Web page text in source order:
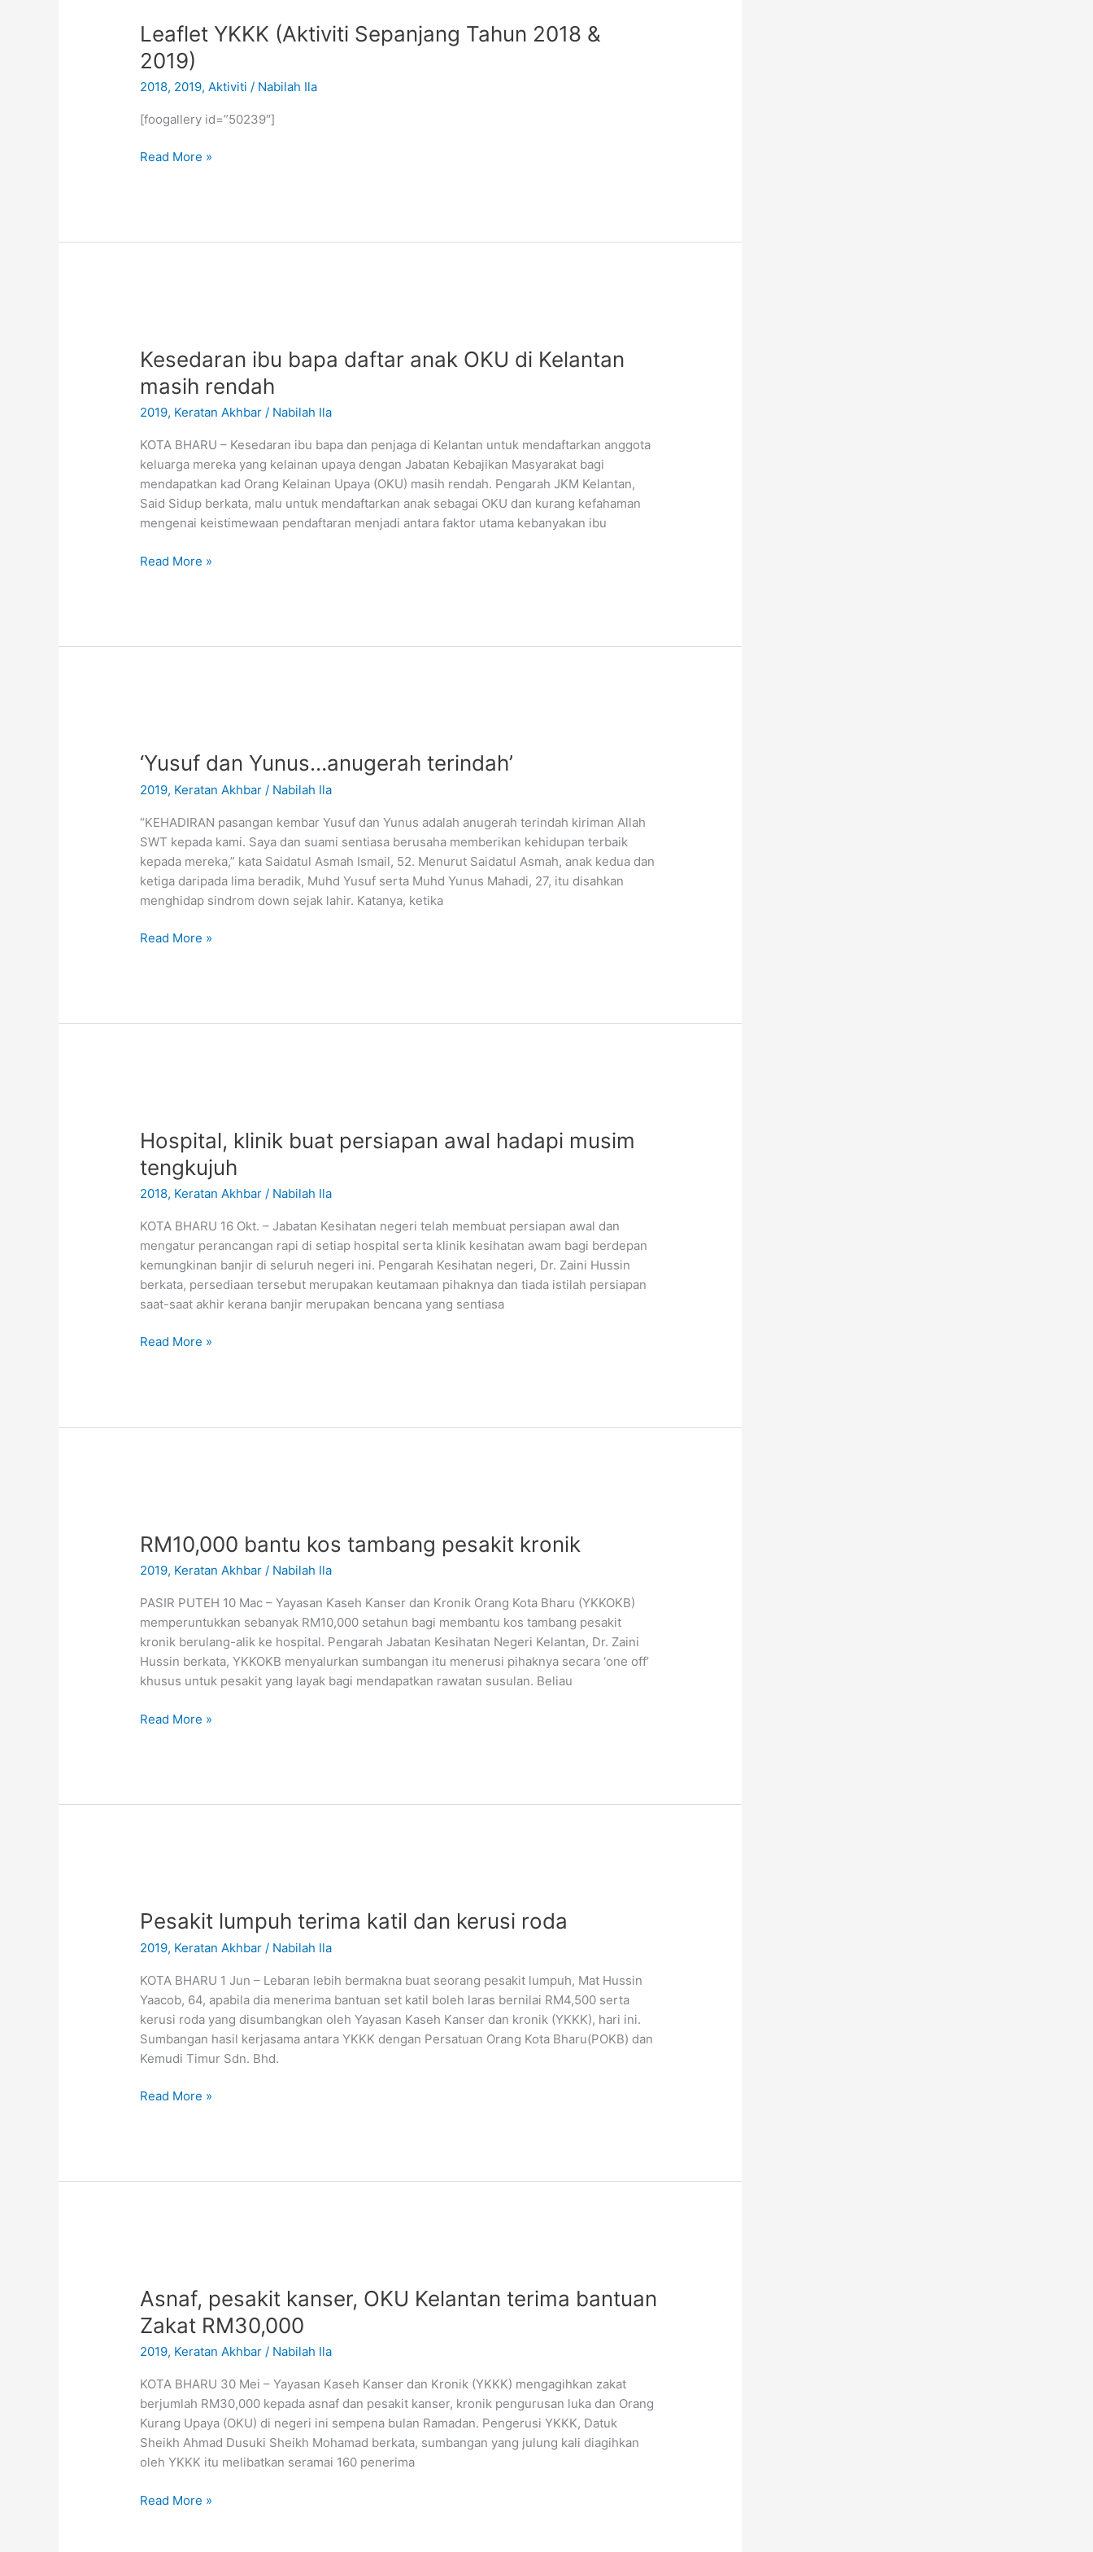
Leaflet YKKK (Aktiviti Sepanjang Tahun 2018 &
2019)
2018, 2019, Aktiviti / Nabilah Ila
[foogallery id=”50239″]
(Aktiviti
Sepanjang
Tahun
2018
2019)
Read More »
Kesedaran ibu bapa daftar anak OKU di Kelantan
masih rendah
2019, Keratan Akhbar / Nabilah Ila
KOTA BHARU – Kesedaran ibu bapa dan penjaga di Kelantan untuk mendaftarkan anggota
keluarga mereka yang kelainan upaya dengan Jabatan Kebajikan Masyarakat bagi
mendapatkan kad Orang Kelainan Upaya (OKU) masih rendah. Pengarah JKM Kelantan,
Said Sidup berkata, malu untuk mendaftarkan anak sebagai OKU dan kurang kefahaman
mengenai keistimewaan pendaftaran menjadi antara faktor utama kebanyakan ibu
bapa
anak
OKU
Kelantan
masih
rendah
Read More »
‘Yusuf dan Yunus…anugerah terindah’
2019, Keratan Akhbar / Nabilah Ila
“KEHADIRAN pasangan kembar Yusuf dan Yunus adalah anugerah terindah kiriman Allah
SWT kepada kami. Saya dan suami sentiasa berusaha memberikan kehidupan terbaik
kepada mereka,” kata Saidatul Asmah Ismail, 52. Menurut Saidatul Asmah, anak kedua dan
ketiga daripada lima beradik, Muhd Yusuf serta Muhd Yunus Mahadi, 27, itu disahkan
menghidap sindrom down sejak lahir. Katanya, ketika
Yunus…
terindah’
Read More »
Hospital, klinik buat persiapan awal hadapi musim
tengkujuh
2018, Keratan Akhbar / Nabilah Ila
KOTA BHARU 16 Okt. – Jabatan Kesihatan negeri telah membuat persiapan awal dan
mengatur perancangan rapi di setiap hospital serta klinik kesihatan awam bagi berdepan
kemungkinan banjir di seluruh negeri ini. Pengarah Kesihatan negeri, Dr. Zaini Hussin
berkata, persediaan tersebut merupakan keutamaan pihaknya dan tiada istilah persiapan
saat-saat akhir kerana banjir merupakan bencana yang sentiasa
buat
persiapan
awal
hadapi
tengkujuh
Read More »
RM10,000 bantu kos tambang pesakit kronik
2019, Keratan Akhbar / Nabilah Ila
PASIR PUTEH 10 Mac – Yayasan Kaseh Kanser dan Kronik Orang Kota Bharu (YKKOKB)
memperuntukkan sebanyak RM10,000 setahun bagi membantu kos tambang pesakit
kronik berulang-alik ke hospital. Pengarah Jabatan Kesihatan Negeri Kelantan, Dr. Zaini
Hussin berkata, YKKOKB menyalurkan sumbangan itu menerusi pihaknya secara ‘one off’
khusus untuk pesakit yang layak bagi mendapatkan rawatan susulan. Beliau
kos
pesakit
kronik
Read More »
Pesakit lumpuh terima katil dan kerusi roda
2019, Keratan Akhbar / Nabilah Ila
KOTA BHARU 1 Jun – Lebaran lebih bermakna buat seorang pesakit lumpuh, Mat Hussin
Yaacob, 64, apabila dia menerima bantuan set katil boleh laras bernilai RM4,500 serta
kerusi roda yang disumbangkan oleh Yayasan Kaseh Kanser dan kronik (YKKK), hari ini.
Sumbangan hasil kerjasama antara YKKK dengan Persatuan Orang Kota Bharu(POKB) dan
Kemudi Timur Sdn. Bhd.
terima
dan
kerusi
roda
Read More »
Asnaf, pesakit kanser, OKU Kelantan terima bantuan
Zakat RM30,000
2019, Keratan Akhbar / Nabilah Ila
KOTA BHARU 30 Mei – Yayasan Kaseh Kanser dan Kronik (YKKK) mengagihkan zakat
berjumlah RM30,000 kepada asnaf dan pesakit kanser, kronik pengurusan luka dan Orang
Kurang Upaya (OKU) di negeri ini sempena bulan Ramadan. Pengerusi YKKK, Datuk
Sheikh Ahmad Dusuki Sheikh Mohamad berkata, sumbangan yang julung kali diagihkan
oleh YKKK itu melibatkan seramai 160 penerima
kanser,
OKU
Kelantan
terima
Zakat
RM30,000
Read More »